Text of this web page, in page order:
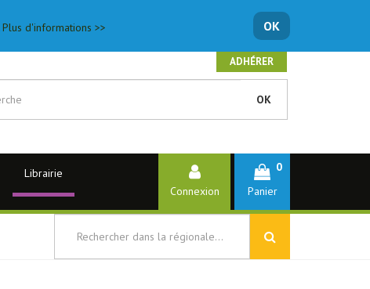
Plus d'informations >> OK
ADHÉRER
OK
Librairie
Connexion
0
Panier